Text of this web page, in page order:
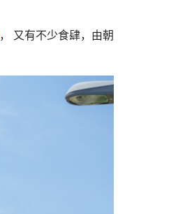
， 又有不少食肆，由朝